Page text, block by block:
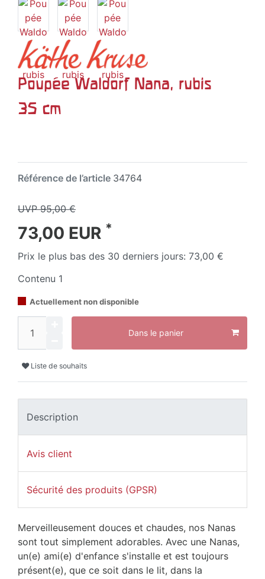
Poupée Waldorf Nana, rubis
35 cm
Référence de l’article 34764
UVP 95,00 €
73,00 EUR *
Prix le plus bas des 30 derniers jours: 73,00 €
Contenu 1
Actuellement non disponible
Dans le panier
Liste de souhaits
Description
Avis client
Sécurité des produits (GPSR)
Merveilleusement douces et chaudes, nos Nanas
sont tout simplement adorables. Avec une Nanas,
un(e) ami(e) d'enfance s'installe et est toujours
présent(e), que ce soit dans le lit, dans la